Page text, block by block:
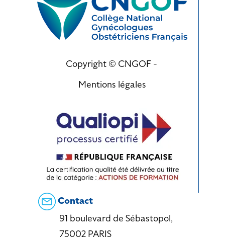
Copyright © CNGOF -
Mentions légales
Contact
91 boulevard de Sébastopol,
75002 PARIS